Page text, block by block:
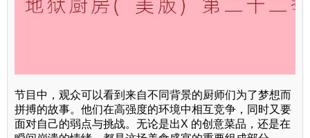
节目中，观众可以看到来自不同背景的厨师们为了梦想而
拼搏的故事。他们在高强度的环境中相互竞争，同时又要
面对自己的弱点与挑战。无论是出X 的创意菜品，还是在